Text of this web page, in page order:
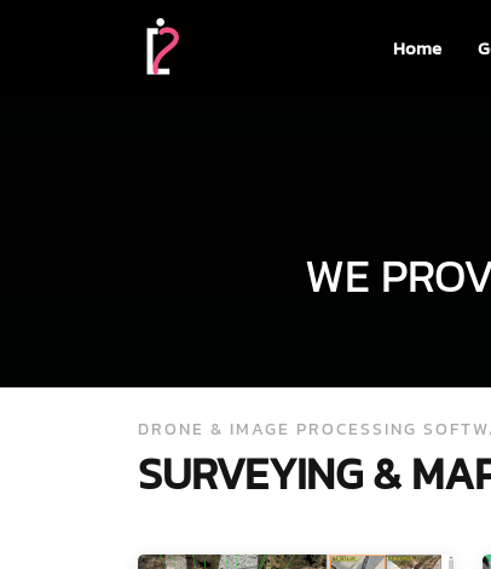
Home
WE
DRONE & IMAGE PROCESSING
SURVEYING &